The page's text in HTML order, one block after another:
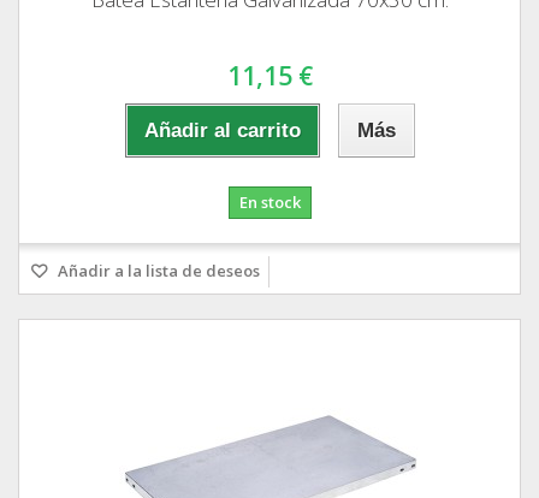
11,15 €
Añadir al carrito Más
En stock
Añadir a la lista de deseos